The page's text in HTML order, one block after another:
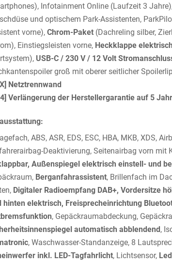
Infotainment Online (Laufzeit 3
und optischem Park-Assistenten,
vorne), Chrom-Paket (Dachreling silber,
Einstiegsleisten vorne, Heckklappe
USB-C / 230 V / 12 Volt
groß mit oberer seitlicher
Netztrennwand
Verlängerung der Herstellergarantie auf 5
ABS, ASR, EDS, ESC, HBA, MKB, XDS,
Deaktivierung, Seitenairbag vorn mit
Außenspiegel elektrisch einstell- und
Berganfahrassistent, Brillenfach im
Digitaler Radioempfang DAB+, Vordersitze
hinten elektrisch, Freisprecheinrichtung
, Gepäckraumabdeckung,
automatisch abblendend,
, Waschwasser-Standanzeige, 8
inkl. LED-Tagfahrlicht, Lichtsensor,